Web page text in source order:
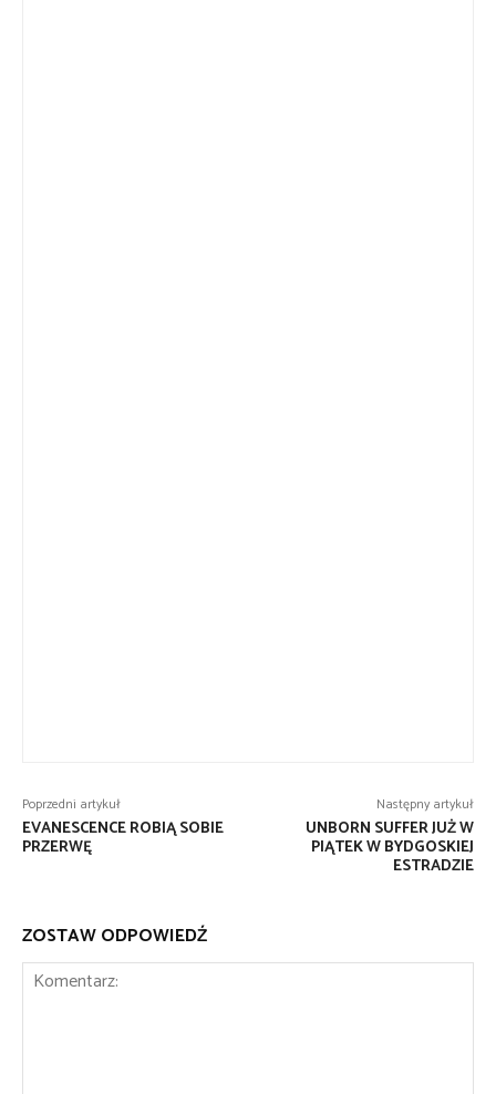
Poprzedni artykuł
EVANESCENCE ROBIĄ SOBIE
PRZERWĘ
Następny artykuł
UNBORN SUFFER JUŻ W
PIĄTEK W BYDGOSKIEJ
ESTRADZIE
ZOSTAW ODPOWIEDŹ